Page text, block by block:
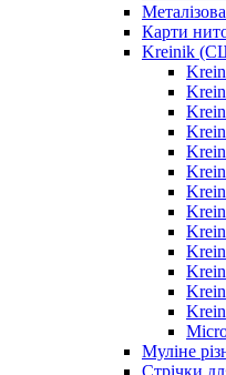
Карти
Kreinik
Муліне
Стрічки